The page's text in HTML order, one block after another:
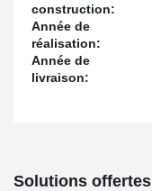
construction:
Année de
réalisation:
Année de
livraison:
Solutions offertes